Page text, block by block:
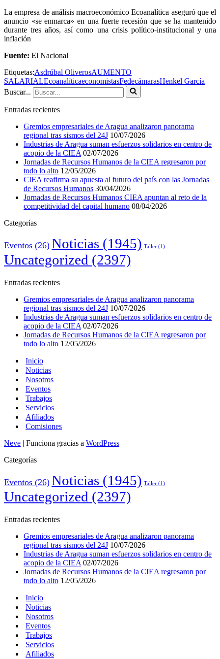
La empresa de análisis macroeconómico Ecoanalítica aseguró que el
anuncio «se enmarca» en una fuerte recesión que se ha mantenido
durante tres años, así como una crisis político-institucional y una
inflación
Fuente: El Nacional
Etiquetas:Asdrúbal OliverosAUMENTO
SALARIALEcoanalíticaeconomistasFedecámarasHenkel García
Buscar...
Entradas recientes
Gremios empresariales de Aragua analizaron panorama
regional tras sismos del 24J 10/07/2026
Industrias de Aragua suman esfuerzos solidarios en centro de
acopio de la CIEA 02/07/2026
Jornadas de Recursos Humanos de la CIEA regresaron por
todo lo alto 12/05/2026
CIEA reafirma su apuesta al futuro del país con las Jornadas
de Recursos Humanos 30/04/2026
Jornadas de Recursos Humanos CIEA apuntan al reto de la
competitividad del capital humano 08/04/2026
Categorías
Eventos (26) Noticias (1945) Taller (1)
Uncategorized (2397)
Entradas recientes
Gremios empresariales de Aragua analizaron panorama
regional tras sismos del 24J 10/07/2026
Industrias de Aragua suman esfuerzos solidarios en centro de
acopio de la CIEA 02/07/2026
Jornadas de Recursos Humanos de la CIEA regresaron por
todo lo alto 12/05/2026
Inicio
Noticias
Nosotros
Eventos
Trabajos
Servicios
Afiliados
Comisiones
Neve | Funciona gracias a WordPress
Categorías
Eventos (26) Noticias (1945) Taller (1)
Uncategorized (2397)
Entradas recientes
Gremios empresariales de Aragua analizaron panorama
regional tras sismos del 24J 10/07/2026
Industrias de Aragua suman esfuerzos solidarios en centro de
acopio de la CIEA 02/07/2026
Jornadas de Recursos Humanos de la CIEA regresaron por
todo lo alto 12/05/2026
Inicio
Noticias
Nosotros
Eventos
Trabajos
Servicios
Afiliados